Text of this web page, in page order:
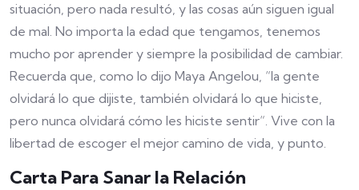
situación, pero nada resultó, y las cosas aún siguen igual
de mal. No importa la edad que tengamos, tenemos
mucho por aprender y siempre la posibilidad de cambiar.
Recuerda que, como lo dijo Maya Angelou, “la gente
olvidará lo que dijiste, también olvidará lo que hiciste,
pero nunca olvidará cómo les hiciste sentir“. Vive con la
libertad de escoger el mejor camino de vida, y punto.
Carta Para Sanar la Relación